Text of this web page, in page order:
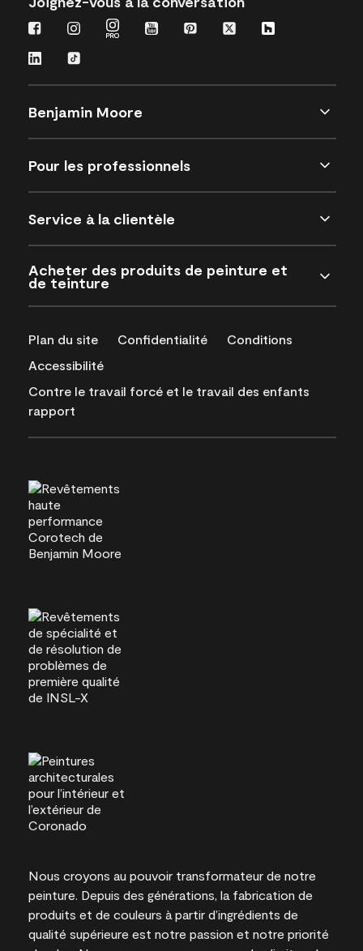
Benjamin Moore
Pour les professionnels
Service à la clientèle
Acheter des produits de peinture et
de teinture
Plan du site Confidentialité
Conditions
Accessibilité
Contre le travail forcé et le travail des enfants
rapport
Nous croyons au pouvoir transformateur de notre
peinture. Depuis des générations, la fabrication de
produits et de couleurs à partir d’ingrédients de
qualité supérieure est notre passion et notre priorité